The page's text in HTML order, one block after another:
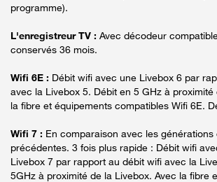
programme).
L'enregistreur TV : Avec décodeur
conservés 36 mois.
Wifi 6E : Débit wifi avec une Livebox 6 par
avec la Livebox 5. Débit en 5 GHz à proximité
la fibre et équipements compatibles Wifi 6E.
Wifi 7 : En comparaison avec les générations
précédentes. 3 fois plus rapide : Débit wifi
Livebox 7 par rapport au débit wifi avec la
5GHz à proximité de la Livebox. Avec la fibre